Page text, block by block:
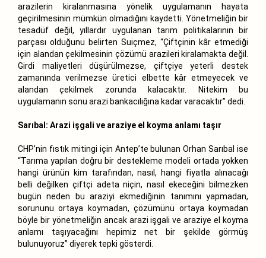
arazilerin kiralanmasına yönelik uygulamanın hayata
geçirilmesinin mümkün olmadığını kaydetti. Yönetmeliğin bir
tesadüf değil, yıllardır uygulanan tarım politikalarının bir
parçası olduğunu belirten Suiçmez, “Çiftçinin kâr etmediği
için alandan çekilmesinin çözümü arazileri kiralamakta değil.
Girdi maliyetleri düşürülmezse, çiftçiye yeterli destek
zamanında verilmezse üretici elbette kâr etmeyecek ve
alandan çekilmek zorunda kalacaktır. Nitekim bu
uygulamanın sonu arazi bankacılığına kadar varacaktır” dedi.
Sarıbal: Arazi işgali ve araziye el koyma anlamı taşır
CHP’nin fıstık mitingi için Antep’te bulunan Orhan Sarıbal ise
“Tarıma yapılan doğru bir destekleme modeli ortada yokken
hangi ürünün kim tarafından, nasıl, hangi fiyatla alınacağı
belli değilken çiftçi adeta niçin, nasıl ekeceğini bilmezken
bugün neden bu araziyi ekmediğinin tanımını yapmadan,
sorununu ortaya koymadan, çözümünü ortaya koymadan
böyle bir yönetmeliğin ancak arazi işgali ve araziye el koyma
anlamı taşıyacağını hepimiz net bir şekilde görmüş
bulunuyoruz” diyerek tepki gösterdi.